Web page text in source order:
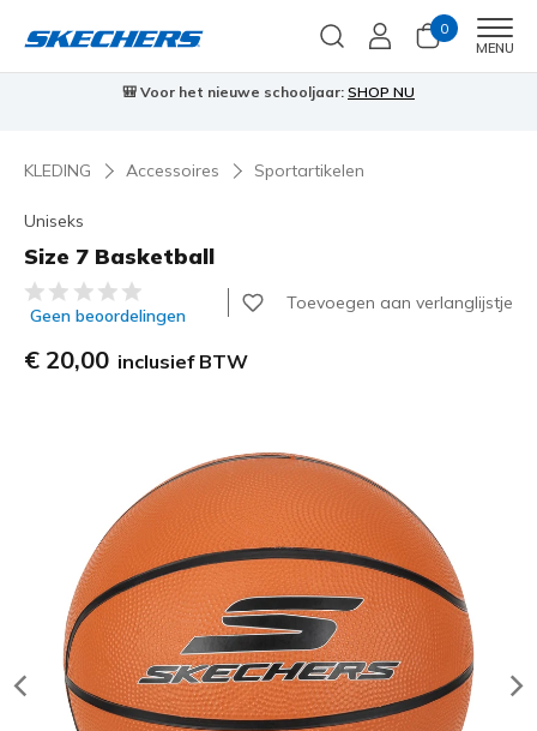
0
MENU
🎒 Voor het nieuwe schooljaar: SHOP NU
KLEDING Accessoires Sportartikelen
Uniseks
Size 7 Basketball
4,1 van de 5 klantbeoordelingen
Geen beoordelingen
Toevoegen aan verlanglijstje
€ 20,00 inclusief BTW